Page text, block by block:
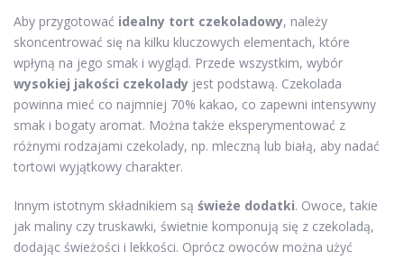
Aby przygotować idealny tort czekoladowy, należy
skoncentrować się na kilku kluczowych elementach, które
wpłyną na jego smak i wygląd. Przede wszystkim, wybór
wysokiej jakości czekolady jest podstawą. Czekolada
powinna mieć co najmniej 70% kakao, co zapewni intensywny
smak i bogaty aromat. Można także eksperymentować z
różnymi rodzajami czekolady, np. mleczną lub białą, aby nadać
tortowi wyjątkowy charakter.
Innym istotnym składnikiem są świeże dodatki. Owoce, takie
jak maliny czy truskawki, świetnie komponują się z czekoladą,
dodając świeżości i lekkości. Oprócz owoców można użyć